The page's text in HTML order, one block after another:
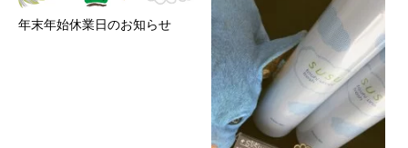
年末年始休業日のお知らせ